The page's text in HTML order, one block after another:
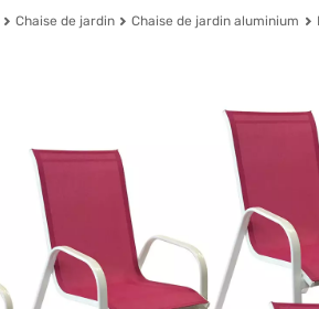
Chaise de jardin Chaise de jardin aluminium